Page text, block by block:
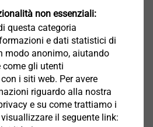
non essenziali:
questa categoria
e dati statistici di
modo anonimo, aiutando
come gli utenti
i siti web. Per avere
riguardo alla nostra
e su come trattiamo i
il seguente link: